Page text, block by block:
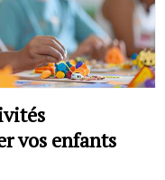
vos enfants